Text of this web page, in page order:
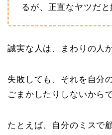
るが、正直なヤツだと
誠実な人は、まわりの人
失敗しても、それを自分
ごまかしたりしないからで
たとえば、自分のミスで